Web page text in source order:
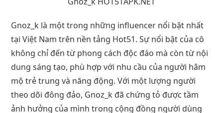
Gnoz_k là một trong những influencer nổi bật nhất
tại Việt Nam trên nền tảng Hot51. Sự nổi bật của cô
không chỉ đến từ phong cách độc đáo mà còn từ nội
dung sáng tạo, phù hợp với nhu cầu của người hâm
mộ trẻ trung và năng động. Với một lượng người
theo dõi đông đảo, Gnoz_k đã chứng tỏ được tầm
ảnh hưởng của mình trong cộng đồng người dùng